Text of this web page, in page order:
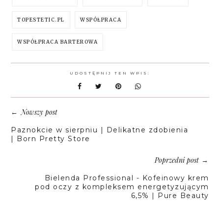
TOPESTETIC.PL WSPÓŁPRACA
WSPÓŁPRACA BARTEROWA
UDOSTĘPNIJ TEN WPIS:
←Nowszy post
Paznokcie w sierpniu | Delikatne zdobienia
| Born Pretty Store
Poprzedni post→
Bielenda Professional - Kofeinowy krem
pod oczy z kompleksem energetyzującym
6,5% | Pure Beauty